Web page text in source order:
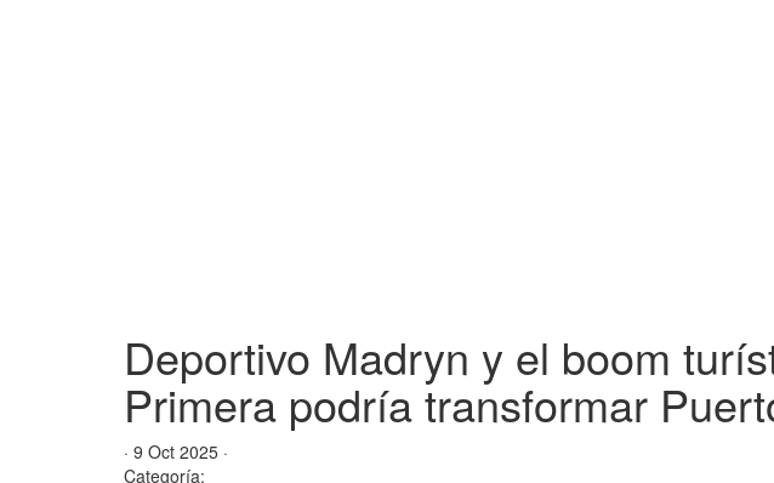
Deportivo Madryn y el boom
Primera podría transformar
· 9 Oct 2025 ·
Categoría: